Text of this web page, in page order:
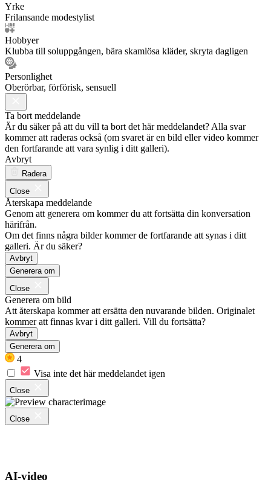
Yrke
Frilansande modestylist
Hobbyer
Klubba till soluppgången, bära skamlösa kläder, skryta dagligen
Personlighet
Oberörbar, förförisk, sensuell
Ta bort meddelande
Är du säker på att du vill ta bort det här meddelandet? Alla svar
kommer att raderas också (om svaret är en bild eller video kommer
den fortfarande att vara synlig i ditt galleri).
Avbryt
Radera
Close
Återskapa meddelande
Genom att generera om kommer du att fortsätta din konversation
härifrån.
Om det finns några bilder kommer de fortfarande att synas i ditt
galleri. Är du säker?
Avbryt
Generera om
Close
Generera om bild
Att återskapa kommer att ersätta den nuvarande bilden. Originalet
kommer att finnas kvar i ditt galleri. Vill du fortsätta?
Avbryt
Generera om
4
Visa inte det här meddelandet igen
Close
Close
AI-video